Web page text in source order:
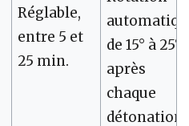
Réglable,
entre 5 et
25 min.
de 15° à 25°
après
chaque
détonation.